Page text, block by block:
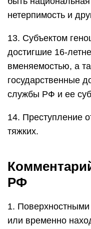
нетерпимость и
13. Субъектом
достигшие 16-
вменяемостью, а
государственные
службы РФ и ее
14. Преступление
тяжких.
РФ
1.
или временно